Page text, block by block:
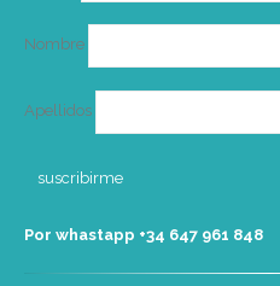
Nombre
Apellidos
Por whastapp +34 ‭647 961 848‬